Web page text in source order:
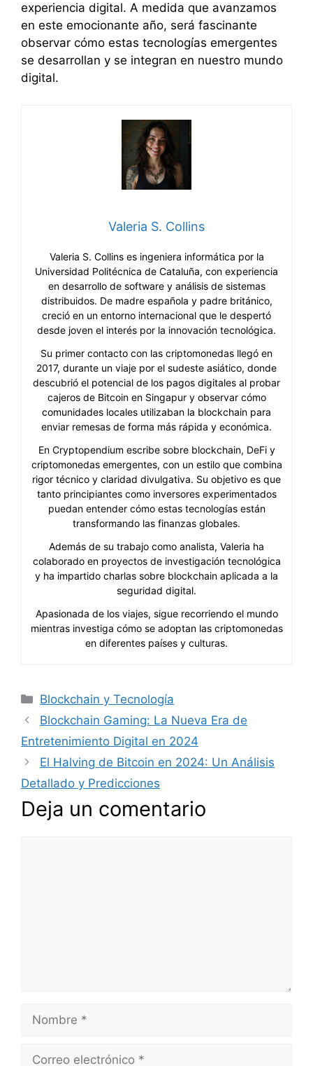
experiencia digital. A medida que avanzamos
en este emocionante año, será fascinante
observar cómo estas tecnologías emergentes
se desarrollan y se integran en nuestro mundo
digital.
Valeria S. Collins
Valeria S. Collins es ingeniera informática por la
Universidad Politécnica de Cataluña, con experiencia
en desarrollo de software y análisis de sistemas
distribuidos. De madre española y padre británico,
creció en un entorno internacional que le despertó
desde joven el interés por la innovación tecnológica.
Su primer contacto con las criptomonedas llegó en
2017, durante un viaje por el sudeste asiático, donde
descubrió el potencial de los pagos digitales al probar
cajeros de Bitcoin en Singapur y observar cómo
comunidades locales utilizaban la blockchain para
enviar remesas de forma más rápida y económica.
En Cryptopendium escribe sobre blockchain, DeFi y
criptomonedas emergentes, con un estilo que combina
rigor técnico y claridad divulgativa. Su objetivo es que
tanto principiantes como inversores experimentados
puedan entender cómo estas tecnologías están
transformando las finanzas globales.
Además de su trabajo como analista, Valeria ha
colaborado en proyectos de investigación tecnológica
y ha impartido charlas sobre blockchain aplicada a la
seguridad digital.
Apasionada de los viajes, sigue recorriendo el mundo
mientras investiga cómo se adoptan las criptomonedas
en diferentes países y culturas.
Categorías
Blockchain y Tecnología
Blockchain Gaming: La Nueva Era de
Entretenimiento Digital en 2024
El Halving de Bitcoin en 2024: Un Análisis
Detallado y Predicciones
Deja un comentario
Nombre
Correo